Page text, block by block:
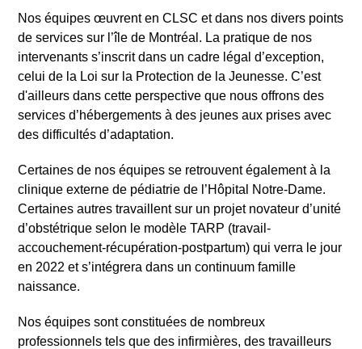
Nos équipes œuvrent en CLSC et dans nos divers points
de services sur l’île de Montréal. La pratique de nos
intervenants s’inscrit dans un cadre légal d’exception,
celui de la Loi sur la Protection de la Jeunesse. C’est
d'ailleurs dans cette perspective que nous offrons des
services d’hébergements à des jeunes aux prises avec
des difficultés d’adaptation.
Certaines de nos équipes se retrouvent également à la
clinique externe de pédiatrie de l’Hôpital Notre-Dame.
Certaines autres travaillent sur un projet novateur d’unité
d’obstétrique selon le modèle TARP (travail-
accouchement-récupération-postpartum) qui verra le jour
en 2022 et s’intégrera dans un continuum famille
naissance.
Nos équipes sont constituées de nombreux
professionnels tels que des infirmières, des travailleurs